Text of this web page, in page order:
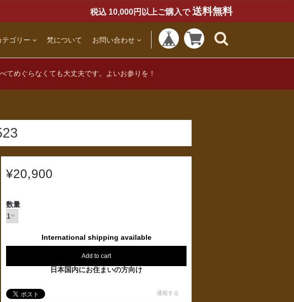
税込 10,000円以上ご購入で 送料無料
テゴリー 梵について お問い合わせ
てめぐらなくても大丈夫です。よいお参りを！
¥20,900
数量
International shipping available
Add to cart
日本国内にお住まいの方向け
通報する